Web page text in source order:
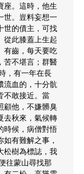
座。這時，他生
世。豈料妄想一
世的債主，可找
從此膝蓋上生起
有齒，每天要吃
苦不堪言；群醫
，有一年在長
流血的，十分骯
不敢接近。當
顧他，不嫌髒臭
去秋來，氣候轉
時候，病僧對悟
有難解之事，
松樹為標誌，我
往蒙山尋找那